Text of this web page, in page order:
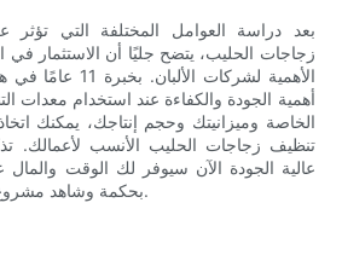
بعد دراسة العوامل المختلفة التي
زجاجات الحليب، يتضح جليًا أن الاستثمار في
الأهمية لشركات
أهمية الجودة والكفاءة عند استخدام معدات
الخاصة وميزانيتك وحجم إنتاجك، يمكنك
تنظيف زجاجات الحليب الأنسب لأعمالك.
عالية الجودة الآن سيوفر لك الوقت
بحكمة وشاهد مشروع الألبان الخاص بك يزدهر.